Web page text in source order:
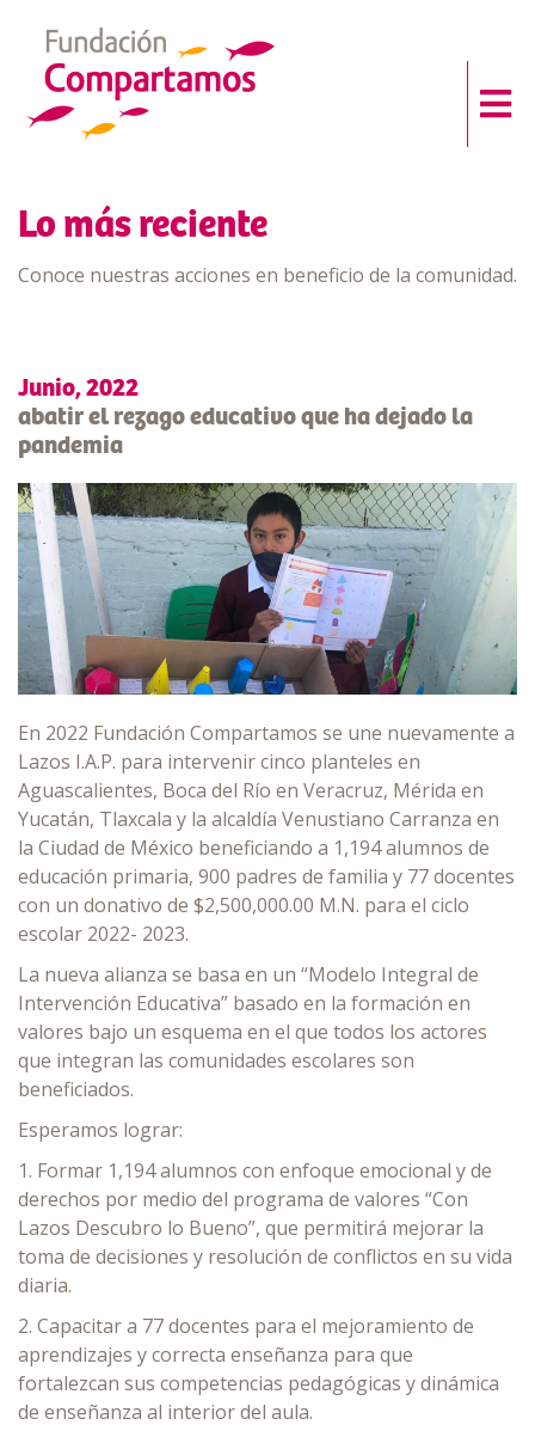
Lo más reciente
Conoce nuestras acciones en beneficio de la comunidad.
Junio, 2022
abatir el rezago educativo que ha dejado la
pandemia
En 2022 Fundación Compartamos se une nuevamente a
Lazos I.A.P. para intervenir cinco planteles en
Aguascalientes, Boca del Río en Veracruz, Mérida en
Yucatán, Tlaxcala y la alcaldía Venustiano Carranza en
la Ciudad de México beneficiando a 1,194 alumnos de
educación primaria, 900 padres de familia y 77 docentes
con un donativo de $2,500,000.00 M.N. para el ciclo
escolar 2022- 2023.
La nueva alianza se basa en un “Modelo Integral de
Intervención Educativa” basado en la formación en
valores bajo un esquema en el que todos los actores
que integran las comunidades escolares son
beneficiados.
Esperamos lograr:
1. Formar 1,194 alumnos con enfoque emocional y de
derechos por medio del programa de valores “Con
Lazos Descubro lo Bueno”, que permitirá mejorar la
toma de decisiones y resolución de conflictos en su vida
diaria.
2. Capacitar a 77 docentes para el mejoramiento de
aprendizajes y correcta enseñanza para que
fortalezcan sus competencias pedagógicas y dinámica
de enseñanza al interior del aula.